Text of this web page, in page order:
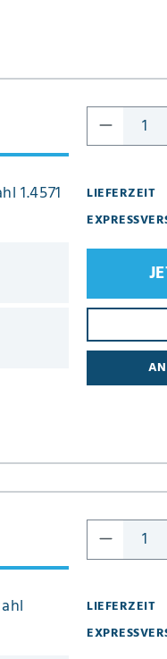
1.4571 LIEFERZEIT
LIEFERZEIT